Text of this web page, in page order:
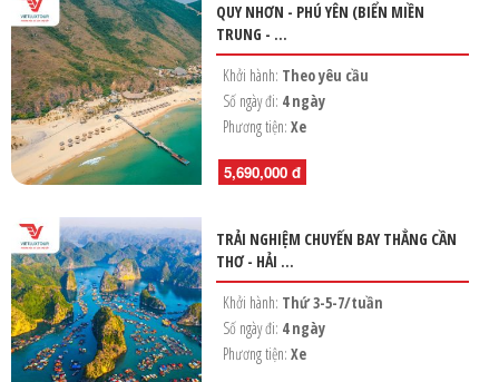
QUY NHƠN - PHÚ YÊN (BIỂN MIỀN
TRUNG - ...
Khởi hành: Theo yêu cầu
Số ngày đi: 4 ngày
Phương tiện:Xe
5,690,000 đ
TRẢI NGHIỆM CHUYẾN BAY THẲNG CẦN
THƠ - HẢI ...
Khởi hành: Thứ 3-5-7/tuần
Số ngày đi: 4 ngày
Phương tiện:Xe